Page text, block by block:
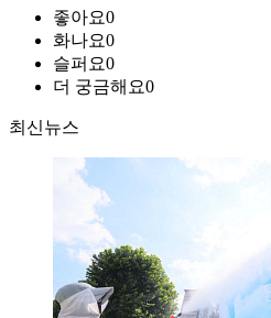
좋아요0
화나요0
슬퍼요0
더 궁금해요0
최신뉴스